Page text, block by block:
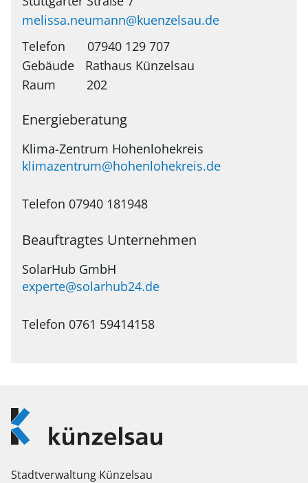
melissa.neumann@kuenzelsau.de
Telefon
07940 129 707
Rathaus Künzelsau
202
Energieberatung
Klima-Zentrum Hohenlohekreis
klimazentrum@hohenlohekreis.de
Telefon 07940 181948
Beauftragtes Unternehmen
SolarHub GmbH
experte@solarhub24.de
Telefon 0761 59414158
Logo
Künzelsau
Stadtverwaltung Künzelsau